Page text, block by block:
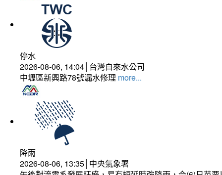
停水
2026-08-06, 14:04│台灣自來水公司
中壢區新興路78號漏水修理 more...
降雨
2026-08-06, 13:35│中央氣象署